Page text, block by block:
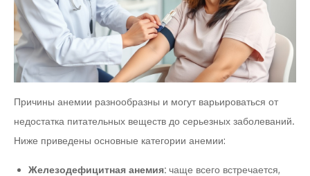
Причины анемии разнообразны и могут варьироваться от
недостатка питательных веществ до серьезных заболеваний.
Ниже приведены основные категории анемии:
Железодефицитная анемия: чаще всего встречается,